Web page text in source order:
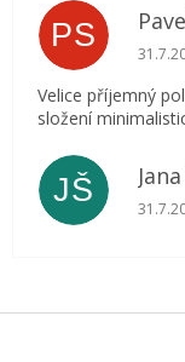
PS
Velice příjemný
složení
JŠ
Z